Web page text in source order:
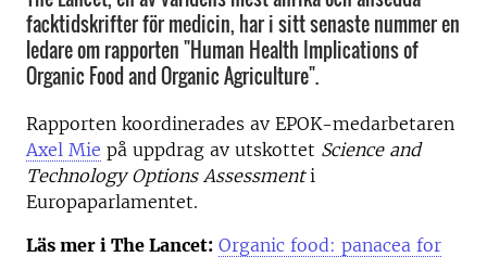
facktidskrifter för medicin, har i sitt senaste nummer en
ledare om rapporten "Human Health Implications of
Organic Food and Organic Agriculture".
Rapporten koordinerades av EPOK-medarbetaren
Axel Mie på uppdrag av utskottet Science and
Technology Options Assessmenti
Europaparlamentet.
Läs mer i The Lancet: Organic food: panacea for